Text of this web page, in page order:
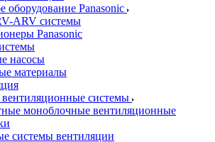
оборудование Panasonic
ARV системы
Panasonic
насосы
материалы
системы
моноблочные вентиляционные
системы вентиляции